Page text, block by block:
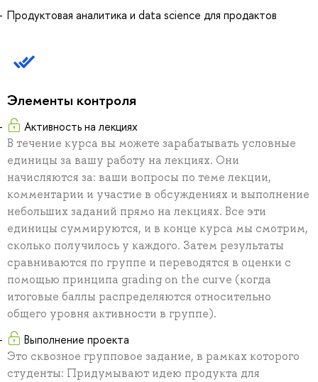
Продуктовая аналитика и data science для продактов
Элементы контроля
Активность на лекциях
В течение курса вы можете зарабатывать условные
единицы за вашу работу на лекциях. Они
начисляются за: ваши вопросы по теме лекции,
комментарии и участие в обсуждениях и выполнение
небольших заданий прямо на лекциях. Все эти
единицы суммируются, и в конце курса мы смотрим,
сколько получилось у каждого. Затем результаты
сравниваются по группе и переводятся в оценки с
помощью принципа grading on the curve (когда
итоговые баллы распределяются относительно
общего уровня активности в группе).
Выполнение проекта
Это сквозное групповое задание, в рамках которого
студенты: Придумывают идею продукта для